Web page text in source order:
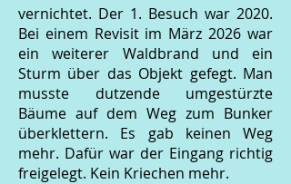
vernichtet. Der 1. Besuch war 2020.
Bei einem Revisit im März 2026 war
ein weiterer Waldbrand und ein
Sturm über das Objekt gefegt. Man
musste dutzende umgestürzte
Bäume auf dem Weg zum Bunker
überklettern. Es gab keinen Weg
mehr. Dafür war der Eingang richtig
freigelegt. Kein Kriechen mehr.